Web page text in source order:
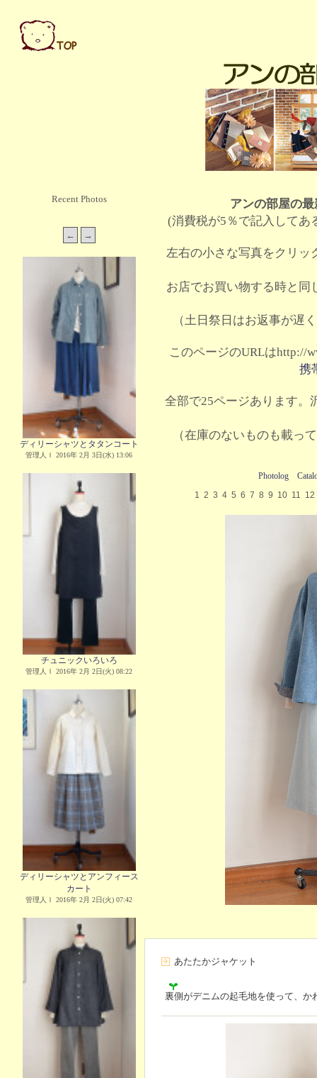
Recent Photos
ディリーシャツとタタンコート
管理人Ｉ 2016年 2月 3日(水) 13:06
チュニックいろいろ
管理人Ｉ 2016年 2月 2日(火) 08:22
ディリーシャツとアンフィース
カート
管理人Ｉ 2016年 2月 2日(火) 07:42
アンの部屋の
(消費税が5％で記入してあ
左右の小さな写真をクリッ
お店でお買い物する時と同
（土日祭日はお返事が遅
このページのURLはhttp://
携
全部で25ページあります。
（在庫のないものも載っ
Photolog
1 2 3 4 5 6 7 8 9 10 11 12
あたたかジャケット
裏側がデニムの起毛地を使って、